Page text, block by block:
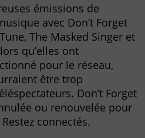
émissions de
avec Don’t Forget
The Masked Singer et
qu’elles ont
pour le réseau,
être trop
Don’t Forget
ou renouvelée pour
connectés.